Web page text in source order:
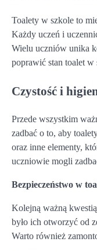
Toalety w szkole to
Każdy uczeń i
Wielu uczniów unika
poprawić stan toalet w
Czystość i
Przede wszystkim
zadbać o to, aby
oraz inne elementy,
uczniowie mogli
Bezpieczeństwo w
Kolejną ważną
było ich otworzyć od
Warto również